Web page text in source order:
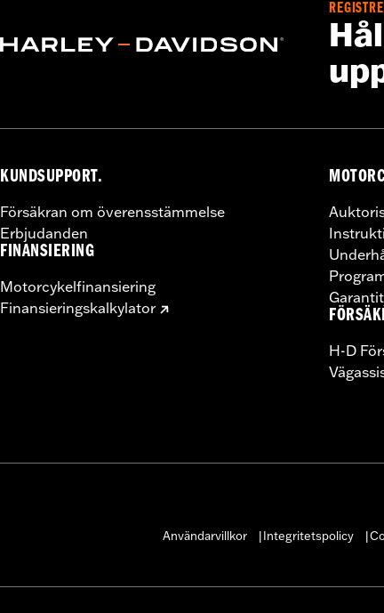
www.h-d.com/
KUNDSUPPORT.
Försäkran om överensstämmelse
Erbjudanden
FINANSIERING
Motorcykelfinansiering
Finansieringskalkylator
H-D
Användarvillkor
Integritetspolicy